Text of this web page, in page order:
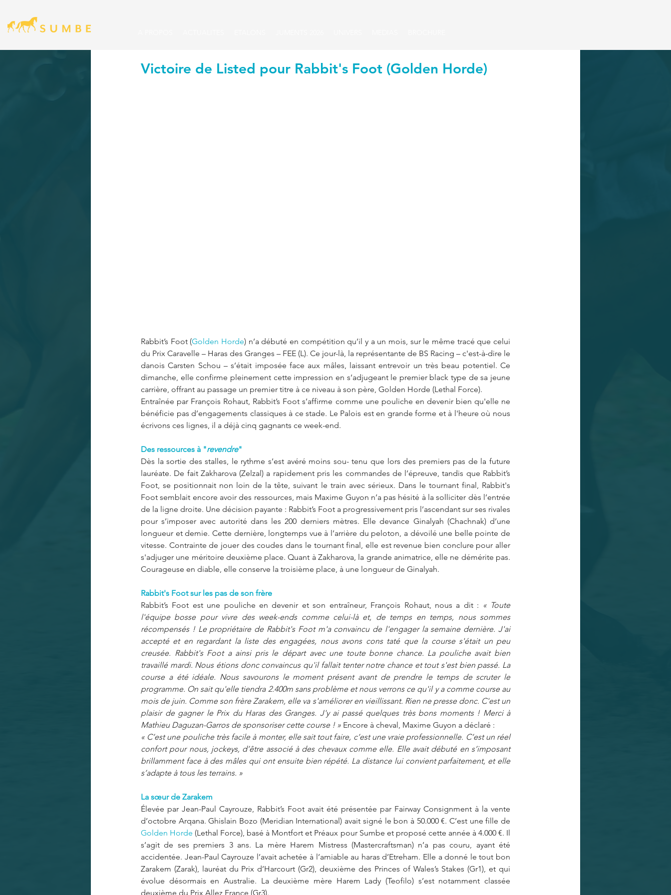
Victoire de Listed pour Rabbit's Foot (Golden Horde)
Rabbit’s Foot (Golden Horde) n’a débuté en compétition qu’il y a un mois, sur le même tracé que celui
du Prix Caravelle – Haras des Granges – FEE (L). Ce jour-là, la représentante de BS Racing – c'est-à-dire le
danois Carsten Schou – s’était imposée face aux mâles, laissant entrevoir un très beau potentiel. Ce
dimanche, elle confirme pleinement cette impression en s’adjugeant le premier black type de sa jeune
carrière, offrant au passage un premier titre à ce niveau à son père, Golden Horde (Lethal Force).
Entraînée par François Rohaut, Rabbit’s Foot s’affirme comme une pouliche en devenir bien qu'elle ne
bénéficie pas d’engagements classiques à ce stade. Le Palois est en grande forme et à l'heure où nous
écrivons ces lignes, il a déjà cinq gagnants ce week-end.
Des ressources à "revendre"
Dès la sortie des stalles, le rythme s’est avéré moins sou- tenu que lors des premiers pas de la future
lauréate. De fait Zakharova (Zelzal) a rapidement pris les commandes de l’épreuve, tandis que Rabbit’s
Foot, se positionnait non loin de la tête, suivant le train avec sérieux. Dans le tournant final, Rabbit's
Foot semblait encore avoir des ressources, mais Maxime Guyon n’a pas hésité à la solliciter dès l’entrée
de la ligne droite. Une décision payante : Rabbit’s Foot a progressivement pris l’ascendant sur ses rivales
pour s’imposer avec autorité dans les 200 derniers mètres. Elle devance Ginalyah (Chachnak) d’une
longueur et demie. Cette dernière, longtemps vue à l’arrière du peloton, a dévoilé une belle pointe de
vitesse. Contrainte de jouer des coudes dans le tournant final, elle est revenue bien conclure pour aller
s'adjuger une méritoire deuxième place. Quant à Zakharova, la grande animatrice, elle ne démérite pas.
Courageuse en diable, elle conserve la troisième place, à une longueur de Ginalyah.
Rabbit's Foot sur les pas de son frère
Rabbit’s Foot est une pouliche en devenir et son entraîneur, François Rohaut, nous a dit : « Toute
l'équipe bosse pour vivre des week-ends comme celui-là et, de temps en temps, nous sommes
récompensés ! Le propriétaire de Rabbit's Foot m'a convaincu de l'engager la semaine dernière. J'ai
accepté et en regardant la liste des engagées, nous avons cons taté que la course s'était un peu
creusée. Rabbit's Foot a ainsi pris le départ avec une toute bonne chance. La pouliche avait bien
travaillé mardi. Nous étions donc convaincus qu'il fallait tenter notre chance et tout s'est bien passé. La
course a été idéale. Nous savourons le moment présent avant de prendre le temps de scruter le
programme. On sait qu'elle tiendra 2.400m sans problème et nous verrons ce qu'il y a comme course au
mois de juin. Comme son frère Zarakem, elle va s'améliorer en vieillissant. Rien ne presse donc. C'est un
plaisir de gagner le Prix du Haras des Granges. J'y ai passé quelques très bons moments ! Merci à
Mathieu Daguzan-Garros de sponsoriser cette course ! » Encore à cheval, Maxime Guyon a déclaré :
« C’est une pouliche très facile à monter, elle sait tout faire, c’est une vraie professionnelle. C’est un réel
confort pour nous, jockeys, d’être associé à des chevaux comme elle. Elle avait débuté en s’imposant
brillamment face à des mâles qui ont ensuite bien répété. La distance lui convient parfaitement, et elle
s’adapte à tous les terrains. »
La sœur de Zarakem
Élevée par Jean-Paul Cayrouze, Rabbit’s Foot avait été présentée par Fairway Consignment à la vente
Golden Horde (Lethal Force), basé à Montfort et Préaux pour Sumbe et proposé cette année à 4.000 €. Il
s’agit de ses premiers 3 ans. La mère Harem Mistress (Mastercraftsman) n’a pas couru, ayant été
accidentée. Jean-Paul Cayrouze l’avait achetée à l’amiable au haras d’Etreham. Elle a donné le tout bon
Zarakem (Zarak), lauréat du Prix d’Harcourt (Gr2), deuxième des Princes of Wales’s Stakes (Gr1), et qui
évolue désormais en Australie. La deuxième mère Harem Lady (Teofilo) s’est notamment classée
deuxième du Prix Allez France (Gr3).